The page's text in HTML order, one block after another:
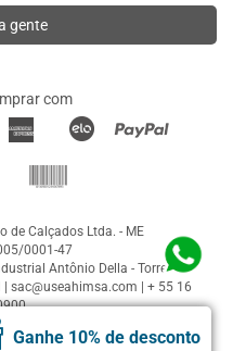
Ganhe 10% de desconto
gente
com
de Calçados Ltda. - ME
0001-47
Antônio Della - Torre
sac@useahimsa.com
+ 55 16
direitos reservados